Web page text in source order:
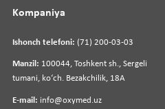
Ishonch telefoni: (71) 200-03-03
Manzil: 100044, Toshkent sh., Sergeli
tumani, koʻch. Bezakchilik, 18A
E-mail: info@oxymed.uz
Kompaniya